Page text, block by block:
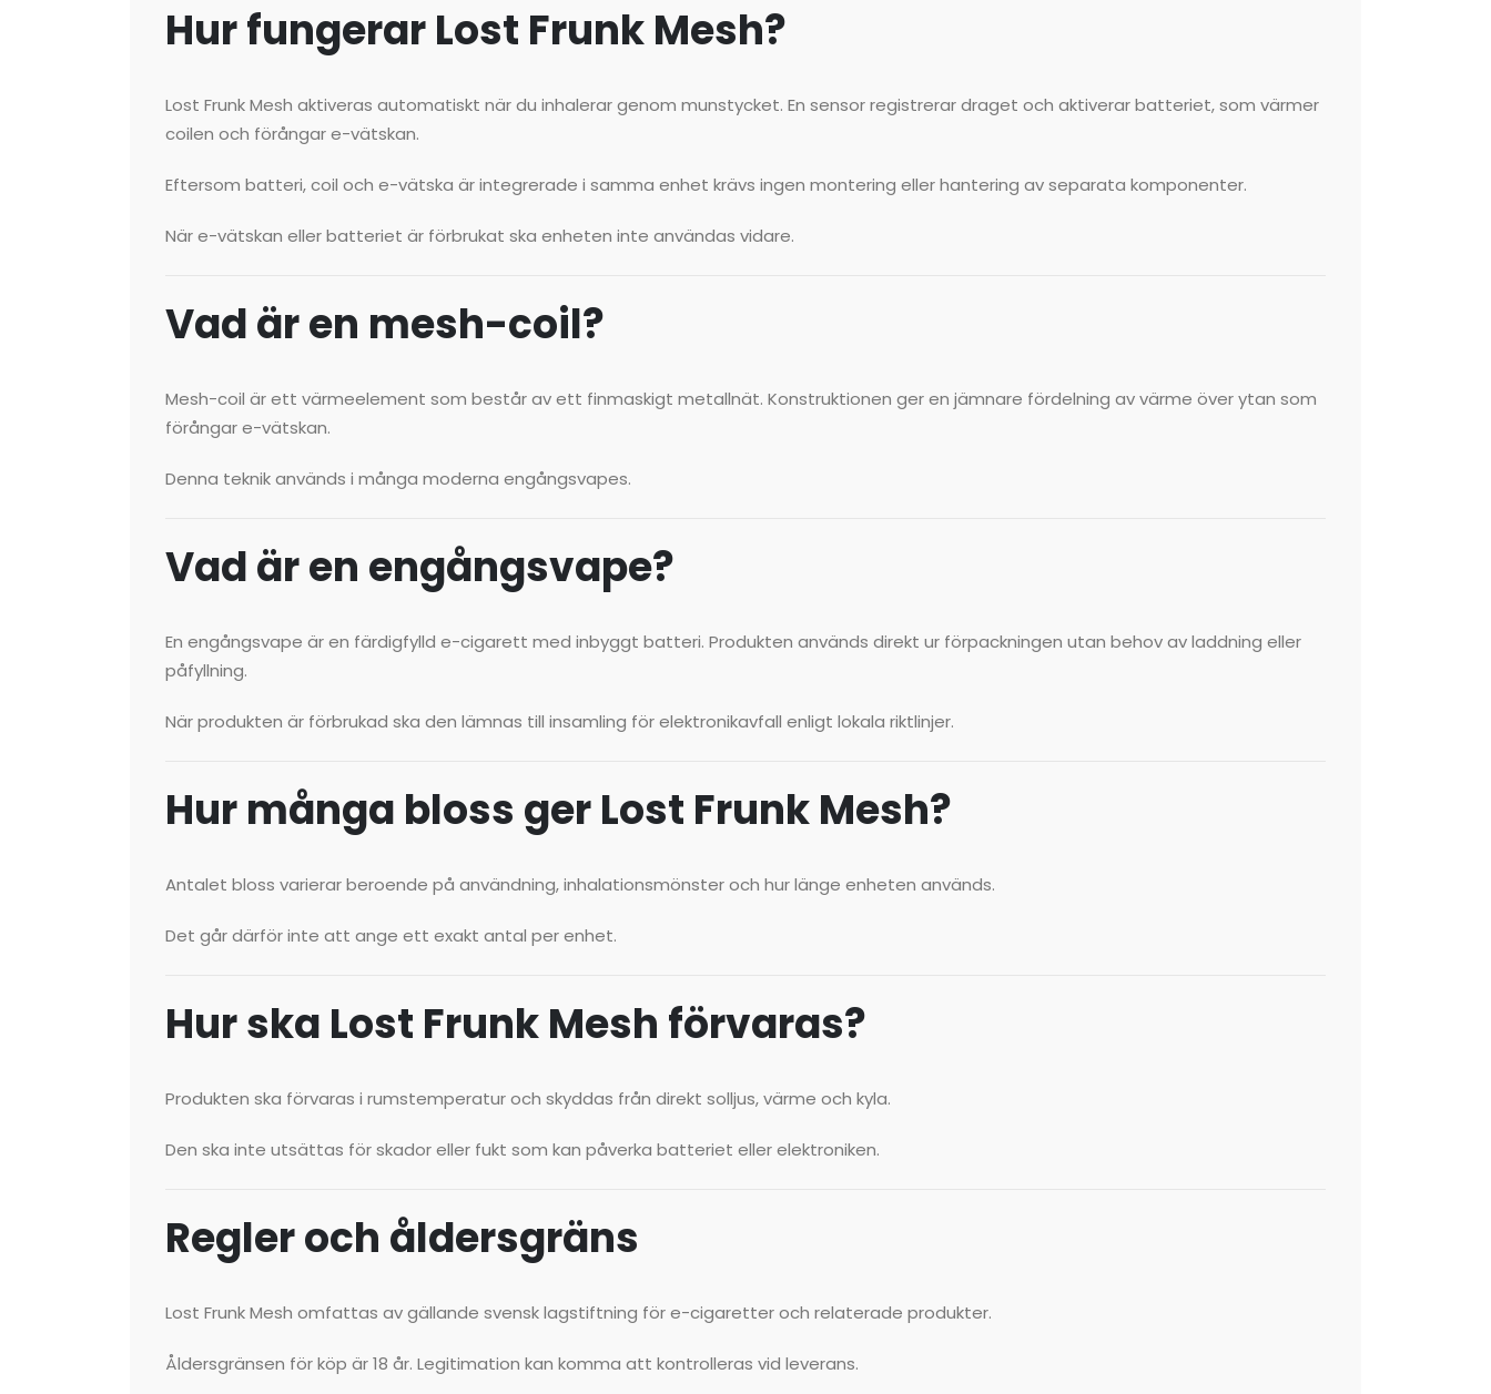
Hur fungerar Lost Frunk Mesh?
Lost Frunk Mesh aktiveras automatiskt när du inhalerar genom munstycket. En sensor registrerar draget och aktiverar batteriet, som värmer
coilen och förångar e-vätskan.
Eftersom batteri, coil och e-vätska är integrerade i samma enhet krävs ingen montering eller hantering av separata komponenter.
När e-vätskan eller batteriet är förbrukat ska enheten inte användas vidare.
Vad är en mesh-coil?
Mesh-coil är ett värmeelement som består av ett finmaskigt metallnät. Konstruktionen ger en jämnare fördelning av värme över ytan som
förångar e-vätskan.
Denna teknik används i många moderna engångsvapes.
Vad är en engångsvape?
En engångsvape är en färdigfylld e-cigarett med inbyggt batteri. Produkten används direkt ur förpackningen utan behov av laddning eller
påfyllning.
När produkten är förbrukad ska den lämnas till insamling för elektronikavfall enligt lokala riktlinjer.
Hur många bloss ger Lost Frunk Mesh?
Antalet bloss varierar beroende på användning, inhalationsmönster och hur länge enheten används.
Det går därför inte att ange ett exakt antal per enhet.
Hur ska Lost Frunk Mesh förvaras?
Produkten ska förvaras i rumstemperatur och skyddas från direkt solljus, värme och kyla.
Den ska inte utsättas för skador eller fukt som kan påverka batteriet eller elektroniken.
Regler och åldersgräns
Lost Frunk Mesh omfattas av gällande svensk lagstiftning för e-cigaretter och relaterade produkter.
Åldersgränsen för köp är 18 år. Legitimation kan komma att kontrolleras vid leverans.